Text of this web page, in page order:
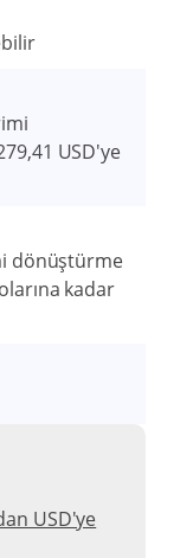
USD'ye
dönüştürme
kadar
USD'ye